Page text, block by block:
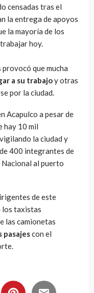
censadas tras el
la entrega de apoyos
la mayoría de los
hoy.
que mucha
a su trabajoy otras
por la ciudad.
Acapulco a pesar de
hay 10 mil
la ciudad y
400 integrantes de
Nacional al puerto
de este
los taxistas
las camionetas
pasajescon el